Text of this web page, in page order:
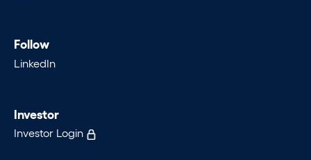
Follow
LinkedIn
Investor
Investor Login